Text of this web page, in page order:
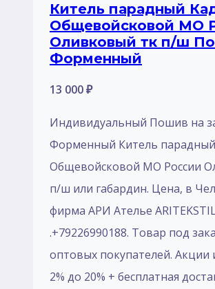
Китель парадный
Общевойсковой МО
Оливковый тк п/ш
Форменный
13 000₽
Индивидуальный Пошив на
Форменный Китель
Общевойсковой МО России
п/ш или габардин. Цена, в
фирма АРИ Ателье
.+79226990188. Товар под
оптовых покупателей. Акции
2% до 20% + бесплатная